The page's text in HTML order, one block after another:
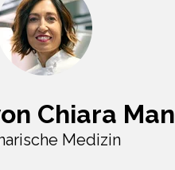
Chiara
Medizin